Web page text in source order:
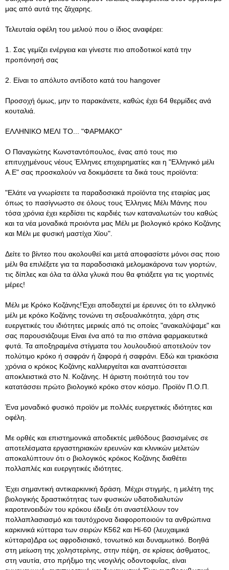
μας από αυτά της ζάχαρης.
Τελευταία οφέλη του μελιού που ο ίδιος αναφέρει:
1. Σας γεμίζει ενέργεια και γίνεστε πιο αποδοτικοί κατά την
προπόνησή σας
2. Είναι το απόλυτο αντίδοτο κατά του hangover
Προσοχή όμως, μην το παρακάνετε, καθώς έχει 64 θερμίδες ανά
κουταλιά.
EΛΛΗΝΙΚΟ ΜΕΛΙ ΤΟ... "ΦΑΡΜΑΚΟ"
Ο Παναγιώτης Κωνσταντόπουλος, ένας από τους πιο
επιτυχημένους νέους Έλληνες επιχειρηματίες και η "Ελληνικό μέλι
Α.Ε" σας προσκαλούν να δοκιμάσετε τα δικά τους προϊόντα:
"Ελάτε να γνωρίσετε τα παραδοσιακά προϊόντα της εταιρίας μας
όπως το πασίγνωστο σε όλους τους Έλληνες Μέλι Μάνης που
τόσα χρόνια έχει κερδίσει τις καρδιές των καταναλωτών του καθώς
και τα νέα μοναδικά προιόντα μας Μέλι με βιολογικό κρόκο Κοζάνης
και Μέλι με φυσική μαστίχα Χίου".
Δείτε το βίντεο που ακολουθεί και μετά αποφασίστε μόνοι σας ποιο
μέλι θα επιλέξετε για τα παραδοσιακά μελομακάρονα των γιορτών,
τις δίπλες και όλα τα άλλα γλυκά που θα φτιάξετε για τις γιορτινές
μέρες!
Μέλι με Κρόκο Κοζάνης!Έχει αποδειχτεί με έρευνες ότι το ελληνικό
μέλι με κρόκο Κοζάνης τονώνει τη σεξουαλικότητα, χάρη στις
ευεργετικές του ιδιότητες μερικές από τις οποίες "ανακαλύψαμε" και
σας παρουσιάζουμε Είναι ένα από τα πιο σπάνια φαρμακευτικά
φυτά. Τα αποξηραμένα στίγματα του λουλουδιού αποτελούν τον
πολύτιμο κρόκο ή σαφράν ή ζαφορά ή σαφράνι. Εδώ και τριακόσια
χρόνια ο κρόκος Κοζάνης καλλιεργείται και αναπτύσσεται
αποκλειστικά στο Ν. Κοζάνης. Η άριστη ποιότητά του τον
κατατάσσει πρώτο βιολογικό κρόκο στον κόσμο. Προϊόν Π.Ο.Π.
Ένα μοναδικό φυσικό προϊόν με πολλές ευεργετικές ιδιότητες και
οφέλη.
Με ορθές και επιστημονικά αποδεκτές μεθόδους βασισμένες σε
αποτελέσματα εργαστηριακών ερευνών και κλινικών μελετών
αποκαλύπτουν ότι ο βιολογικός κρόκος Κοζάνης διαθέτει
πολλαπλές και ευεργητικές ιδιότητες.
Έχει σημαντική αντικαρκινική δράση. Μέχρι στιγμής, η μελέτη της
βιολογικής δραστικότητας των φυσικών υδατοδιαλυτών
καροτενοειδών του κρόκου έδειξε ότι αναστέλλουν τον
πολλαπλασιασμό και ταυτόχρονα διαφοροποιούν τα ανθρώπινα
καρκινικά κύτταρα των σειρών Κ562 και Ηί-60 (λευχαιμικά
κύτταρα)Δρα ως αφροδισιακό, τονωτικό και δυναμωτικό. Βοηθά
στη μείωση της χοληστερίνης, στην πέψη, σε κρίσεις άσθματος,
στη ναυτία, στο πρήξιμο της νεογιλής οδοντοφυΐας, είναι